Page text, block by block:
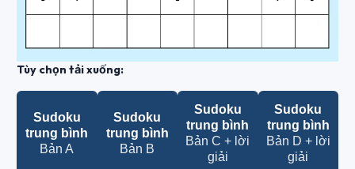
Tùy chọn tải xuống:
Sudoku
trung bình
Bản A
Sudoku
trung bình
Bản B
Sudoku
trung bình
Bản C + lời
giải
Sudoku
trung bình
Bản D + lời
giải